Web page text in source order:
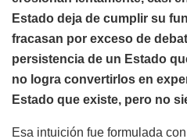
Estado deja de cumplir su
fracasan por exceso de
persistencia de un Estado
no logra convertirlos en
Estado que existe, pero no
Esa intuición fue formulada